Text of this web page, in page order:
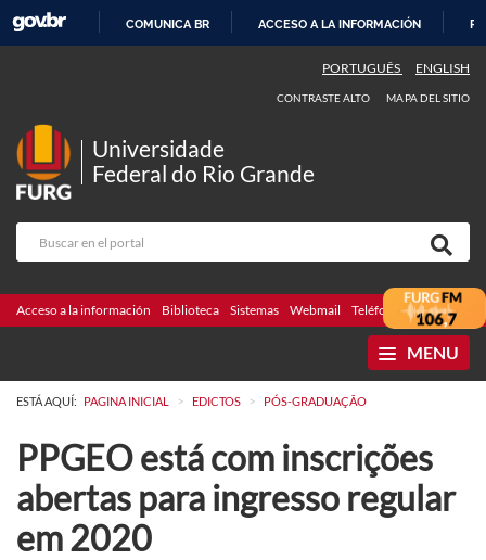
CONTENIDO
COMUNICA BR ACCESO A LA INFORMACIÓN
PORTUGUÊS ENGLISH
CONTRASTE ALTO MAPA DEL SITIO
Universidade
Federal do Rio Grande
Acceso a la información Biblioteca Sistemas Webmail Teléfonos Licitaciones
MENU
ESTÁ AQUÍ: PAGINA INICIAL > EDICTOS > PÓS-GRADUAÇÃO
PPGEO está com inscrições
abertas para ingresso regular
em 2020